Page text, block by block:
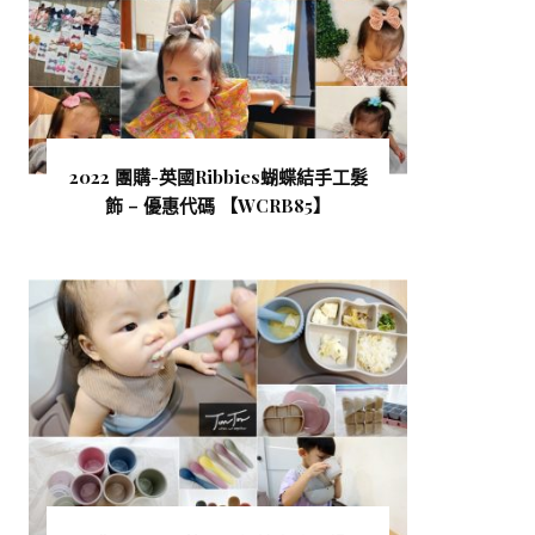
2022 團購-英國Ribbies蝴蝶結手工髮
飾 – 優惠代碼 【WCRB85 】